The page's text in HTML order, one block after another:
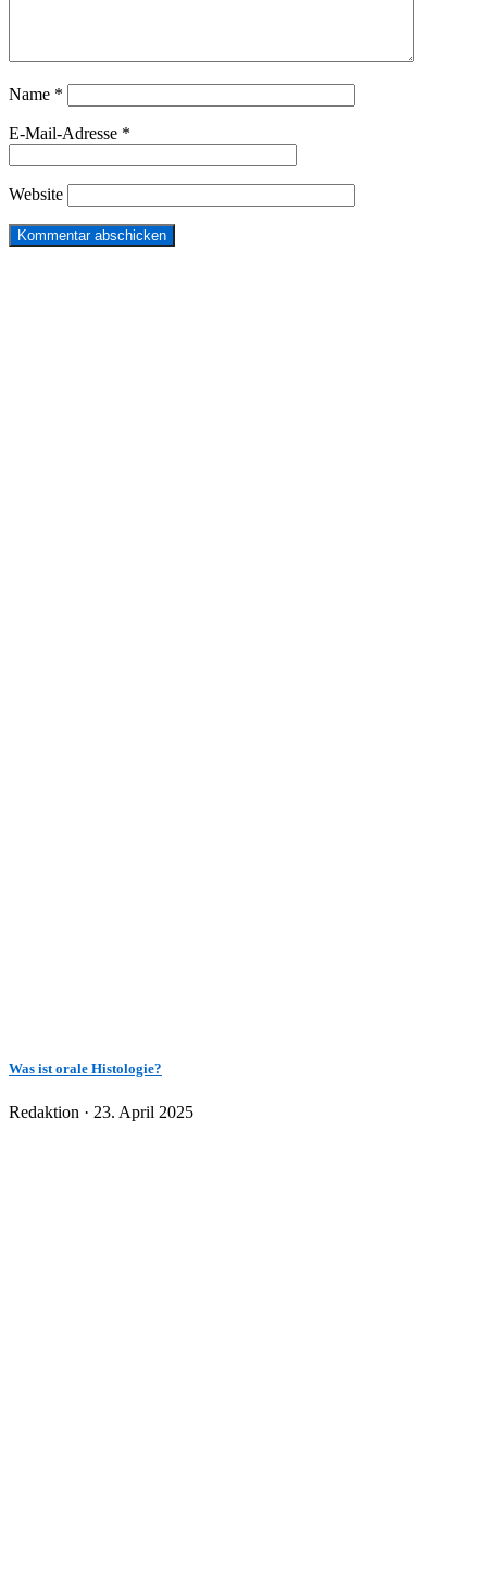
Name *
E-Mail-Adresse *
Website
Was ist orale Histologie?
Redaktion · Veröffentlicht
23. April 2025